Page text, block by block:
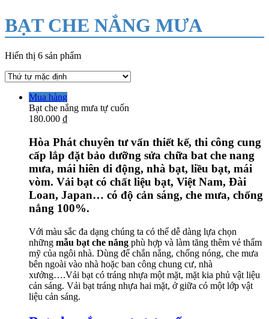
BẠT CHE NẮNG MƯA
Hiển thị 6 sản phẩm
Mua hàng
Bạt che nắng mưa tự cuốn
180.000 ₫
Hòa Phát chuyên tư vấn thiết kế, thi công cung
cấp lắp đặt bảo dưỡng sửa chữa bat che nang
mưa, mái hiên di động, nhà bạt, liều bạt, mái
vòm. Vải bạt có chất liệu bạt, Việt Nam, Đài
Loan, Japan… có độ cản sáng, che mưa, chống
nắng 100%.
Với màu sắc đa dạng chúng ta có thể dễ dàng lựa chọn
những mẫu bạt che nắng phù hợp và làm tăng thêm vẻ thẩm
mỹ của ngôi nhà. Dùng để chắn nắng, chống nóng, che mưa
bên ngoài vào nhà hoặc ban công chung cư, nhà
xưởng….Vải bạt có tráng nhựa một mặt, mặt kia phủ vật liệu
cản sáng. Vải bạt tráng nhựa hai mặt, ở giữa có một lớp vật
liệu cản sáng.